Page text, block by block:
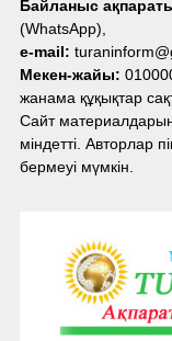
Байланыс
(WhatsApp),
e-mail:
Мекен-жайы:
жанама құқықтар
Сайт материалдарын
міндетті. Авторлар
бермеуі мүмкін.